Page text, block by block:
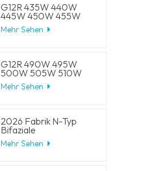
G12R 435W 440W
445W 450W 455W
210-182mm Solarzelle
Mono LECO N-Typ
Mehr Sehen
G12R 490W 495W
500W 505W 510W
210-182mm Solarzelle
Mono LECO N-Typ
Mehr Sehen
2026 Fabrik N-Typ
Bifaziale
Halbschnittzellen 570W
575W 580W 585W
Mehr Sehen